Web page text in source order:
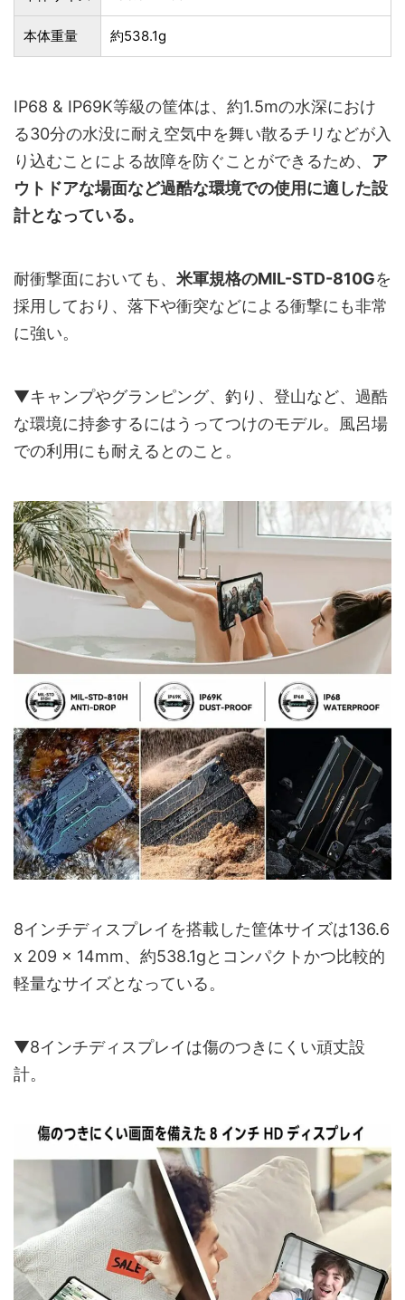
本体重量 約538.1g
IP68 & IP69K等級の筐体は、約1.5mの水深におけ
る30分の水没に耐え空気中を舞い散るチリなどが入
り込むことによる故障を防ぐことができるため、 ア
ウトドアな場面など過酷な環境での使用に適した設
計となっている。
耐衝撃面においても、 米軍規格のMIL-STD-810Gを
採用しており、落下や衝突などによる衝撃にも非常
に強い。
▼キャンプやグランピング、釣り、登山など、過酷
な環境に持参するにはうってつけのモデル。風呂場
での利用にも耐えるとのこと。
8インチディスプレイを搭載した筐体サイズは136.6
x 209 x 14mm、約538.1gとコンパクトかつ比較的
軽量なサイズとなっている。
▼8インチディスプレイは傷のつきにくい頑丈設
計。